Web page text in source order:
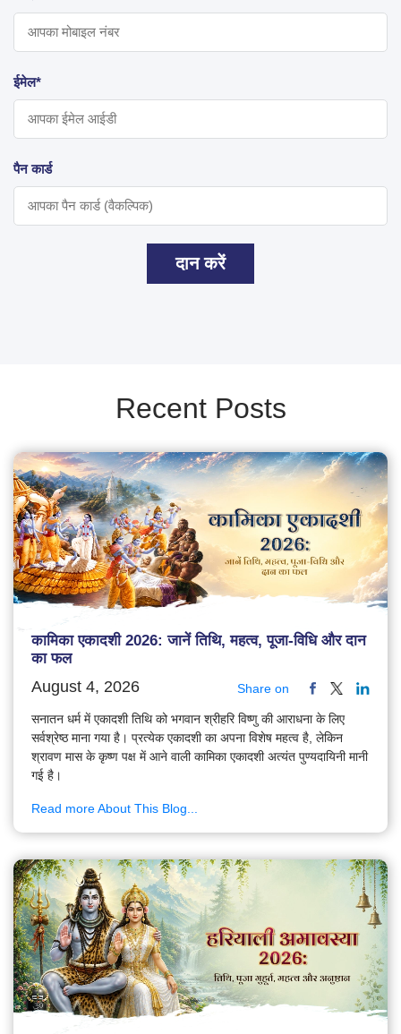
ईमेल*
पैन कार्ड
दान करें
Recent Posts
कामिका एकादशी 2026: जानें तिथि, महत्व, पूजा-विधि और दान
का फल
August 4, 2026 Share on
सनातन धर्म में एकादशी तिथि को भगवान श्रीहरि विष्णु की आराधना के लिए
सर्वश्रेष्ठ माना गया है। प्रत्येक एकादशी का अपना विशेष महत्व है, लेकिन
श्रावण मास के कृष्ण पक्ष में आने वाली कामिका एकादशी अत्यंत पुण्यदायिनी मानी
गई है।
Read more About This Blog...